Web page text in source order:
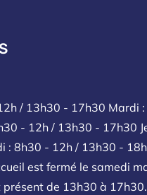
/ 13h30 - 17h30 Mardi
- 12h / 13h30 - 17h30
: 8h30 - 12h / 13h30 -
est fermé le samedi
présent de 13h30 à 17h30.